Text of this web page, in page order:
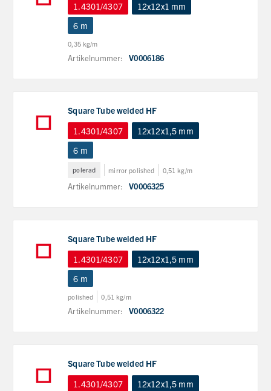
1.4301/4307
12x12x1 mm
6 m
0,35 kg/m
Artikelnummer: V0006186
Square Tube welded HF
1.4301/4307
12x12x1,5 mm
6 m
polerad mirror polished 0,51 kg/m
Artikelnummer: V0006325
Square Tube welded HF
1.4301/4307
12x12x1,5 mm
6 m
polished 0,51 kg/m
Artikelnummer: V0006322
Square Tube welded HF
1.4301/4307
12x12x1,5 mm